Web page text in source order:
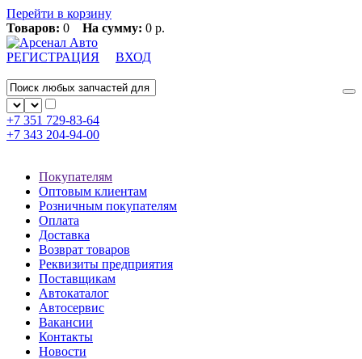
Перейти в корзину
Товаров: 0 На сумму: 0 р.
РЕГИСТРАЦИЯ ВХОД
+7 351 729-83-64
+7 343 204-94-00
Покупателям
Оптовым клиентам
Розничным покупателям
Оплата
Доставка
Возврат товаров
Реквизиты предприятия
Поставщикам
Автокаталог
Автосервис
Вакансии
Контакты
Новости